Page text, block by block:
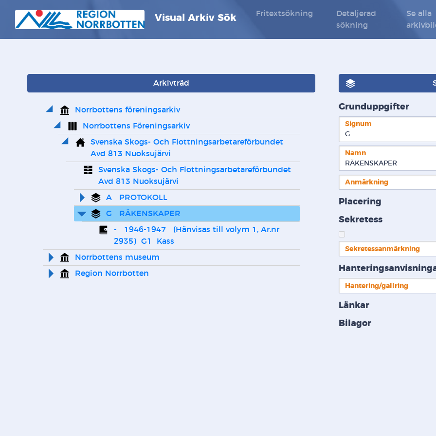
Visual Arkiv Sök Fritextsökning
Detaljerad
sökning
Se alla
Arkivträd
Norrbottens föreningsarkiv
Norrbottens Föreningsarkiv
Svenska Skogs- Och Flottningsarbetareförbundet
Avd 813 Nuoksujärvi
Svenska Skogs- Och Flottningsarbetareförbundet
Avd 813 Nuoksujärvi
A   PROTOKOLL
G   RÄKENSKAPER
-   1946-1947   (Hänvisas till volym 1, Ar.nr
2935)  G1  Kass
Norrbottens museum
Region Norrbotten
Grunduppgifter
Signum
G
Namn
RÄKENSKAPER
Anmärkning
Placering
Sekretess
Sekretessanmärkning
Hantering/gallring
Länkar
Bilagor